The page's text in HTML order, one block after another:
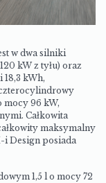
w dwa silniki
kW z tyłu) oraz
kWh,
mocy 96 kW,
Całkowita
maksymalny
i Design posiada
1,5 l o mocy 72